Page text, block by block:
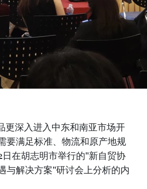
深入进入中东和南亚市场开
要满足标准、物流和原产地规
在胡志明市举行的"新自贸协
与解决方案"研讨会上分析的内